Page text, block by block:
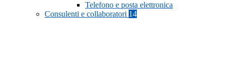
Telefono e posta elettronica
Consulenti e collaboratori 14